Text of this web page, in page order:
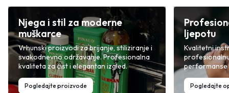
Njega i stil za moderne
muškarce
Vrhunski proizvodi za brijanje, stiliziranje i
svakodnevno održavanje. Profesionalna
kvaliteta za čist i elegantan izgled.
Pogledajte proizvode
ljepotu
Kvalitetni
performanse
Pogledajte